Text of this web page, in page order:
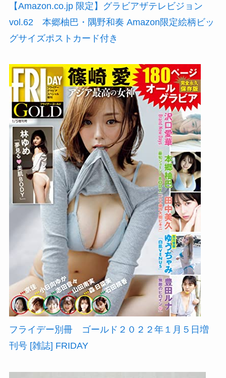
【Amazon.co.jp 限定】グラビアザテレビジョン
vol.62 本郷柚巴・隅野和奏 Amazon限定絵柄ビッ
グサイズポストカード付き
フライデー別冊 ゴールド２０２２年１月５日増
刊号 [雑誌] FRIDAY